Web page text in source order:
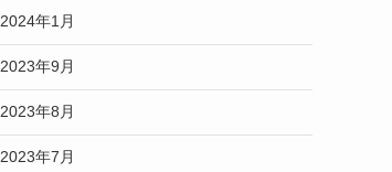
2024年1月
2023年9月
2023年8月
2023年7月